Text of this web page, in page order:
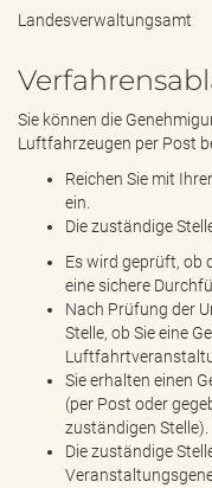
Landesverwaltungsamt
Sie können die
Luftfahrzeugen per Post
Reichen Sie mit
ein.
Die zuständige
Es wird geprüft, ob
eine sichere
Nach Prüfung der
Stelle, ob Sie eine
Sie erhalten einen
(per Post oder
zuständigen Stelle).
Die zuständige